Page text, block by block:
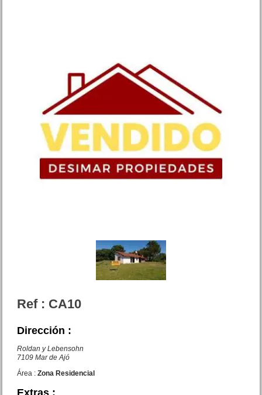
VENDIDO 1 y 1/2 amb. Av.
Costanera al 3000
Precio :U$S 30 .000
Casa 3 amb. Av. Mitre esq.
Rosas San Rafael
Ref : CA10
Dirección :
Roldan y Lebensohn
7109 Mar de Ajó
Área :Zona Residencial